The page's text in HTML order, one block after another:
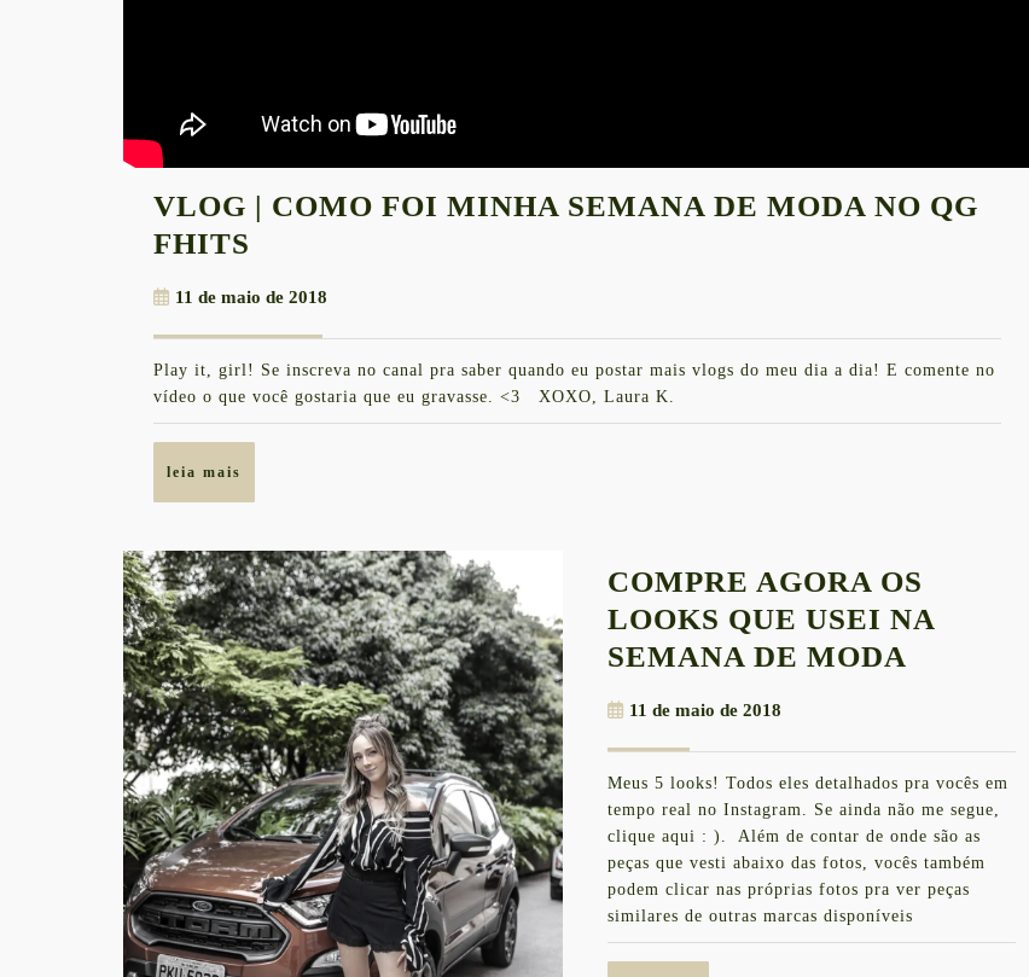
VLOG | COMO FOI MINHA SEMANA DE MODA NO QG
FHITS
COMO
FOI
MINHA
SEMANA
MODA
QG
FHITS
11 de maio de 2018
de
2018
Play it, girl! Se inscreva no canal pra saber quando eu postar mais vlogs do meu dia a dia! E comente no
vídeo o que você gostaria que eu gravasse. <3 XOXO, Laura K.
leia mais
COMPRE AGORA OS
LOOKS QUE USEI NA
SEMANA DE MODA
LOOKS
QUE
USEI
NA
SEMANA
DE
11 de maio de 2018
de
2018
Meus 5 looks! Todos eles detalhados pra vocês em
tempo real no Instagram. Se ainda não me segue,
clique aqui : ). Além de contar de onde são as
peças que vesti abaixo das fotos, vocês também
podem clicar nas próprias fotos pra ver peças
similares de outras marcas disponíveis